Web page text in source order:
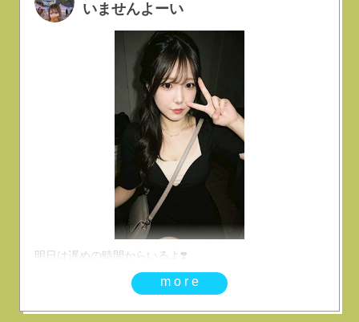
いませんよーい
明日は遅めの時間からいるよ❣️
more